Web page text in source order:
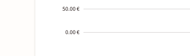
50.00 €
0.00 €